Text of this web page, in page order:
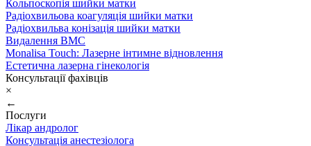
Кольпоскопія шийки матки
Радіохвильова коагуляція шийки матки
Радіохвильва конізація шийки матки
Видалення ВМС
Monalisa Touch: Лазерне інтимне відновлення
Естетична лазерна гінекологія
Консультації фахівців
×
←
Послуги
Лікар андролог
Консультація анестезіолога